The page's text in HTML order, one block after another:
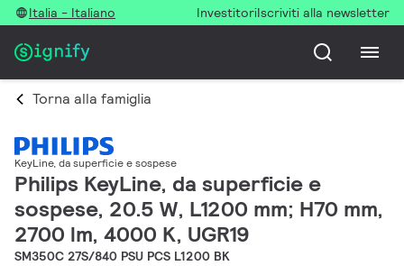
Italia - Italiano InvestitoriIscriviti alla newsletter
Torna alla famiglia
KeyLine, da superficie e sospese
Philips KeyLine, da superficie e
sospese, 20.5 W, L1200 mm; H70 mm,
2700 lm, 4000 K, UGR19
SM350C 27S/840 PSU PCS L1200 BK